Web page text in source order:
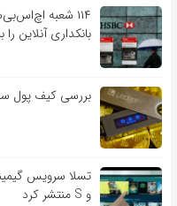
۱۱۴ شعبه
بانکداری آنلاین
بررسی کیف‌ پول
و S منتشر کرد